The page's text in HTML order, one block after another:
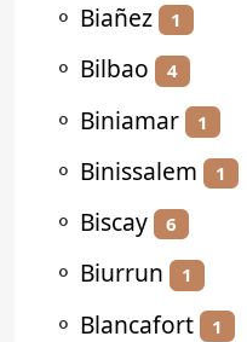
⚬ Biañez 1
⚬ Bilbao 4
⚬ Biniamar 1
⚬ Binissalem 1
⚬ Biscay 6
⚬ Biurrun 1
⚬ Blancafort 1